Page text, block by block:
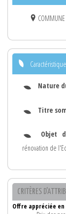
Nature
Titre
Objet
rénovation de
CRITÈRES
Offre appréciée